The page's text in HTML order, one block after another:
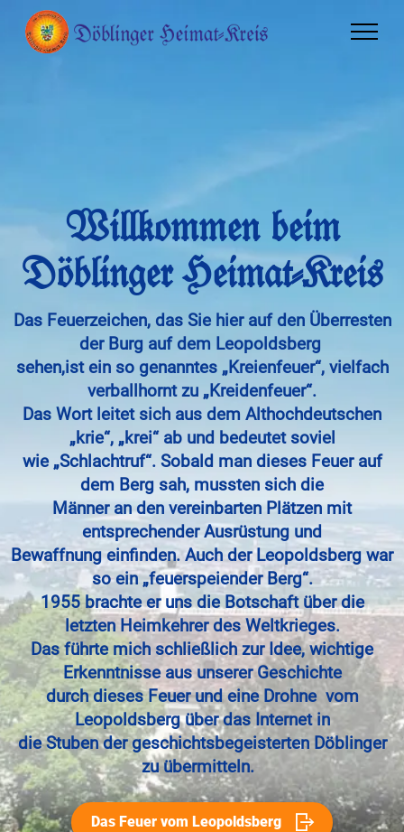
Willkommen beim
Döblinger Heimat-Kreis
Das Feuerzeichen, das Sie hier auf den Überresten
der Burg auf dem Leopoldsberg
sehen,ist ein so genanntes „Kreienfeuer“, vielfach
verballhornt zu „Kreidenfeuer“.
Das Wort leitet sich aus dem Althochdeutschen
„krie“, „krei“ ab und bedeutet soviel
wie „Schlachtruf“. Sobald man dieses Feuer auf
dem Berg sah, mussten sich die
Männer an den vereinbarten Plätzen mit
entsprechender Ausrüstung und
Bewaffnung einfinden. Auch der Leopoldsberg war
so ein „feuerspeiender Berg“.
1955 brachte er uns die Botschaft überdie
letzten Heimkehrer des Weltkrieges.
Das führte mich schließlich zur Idee, wichtige
Erkenntnisse aus unserer Geschichte
durch dieses Feuer und eine Drohne vom
Leopoldsberg über das Internet in
die Stuben der geschichtsbegeisterten Döblinger
zu übermitteln.
Das Feuer vom Leopoldsberg